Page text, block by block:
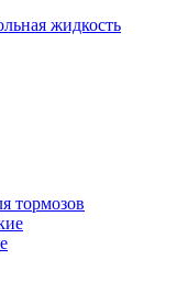
жидкость
тормозов